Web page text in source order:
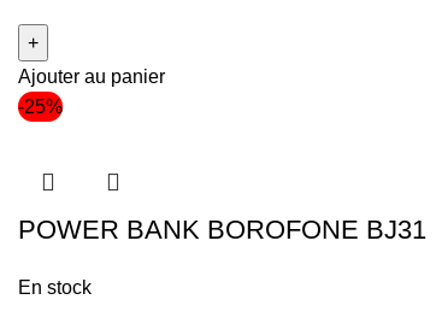
Ajouter au panier
-25%
POWER BANK BOROFONE BJ31
En stock